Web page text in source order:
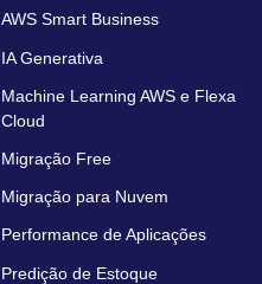
AWS Smart Business
IA Generativa
Machine Learning AWS e Flexa
Cloud
Migração Free
Migração para Nuvem
Performance de Aplicações
Predição de Estoque